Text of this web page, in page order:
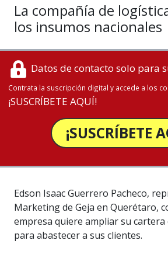
La compañía de
los insumos nacionales
Datos de contacto solo para
Contrata la suscripción digital y accede a los
¡SUSCRÍBETE AQUÍ!
¡SUSCRÍBETE
Edson Isaac Guerrero Pacheco,
Marketing de Geja en Querétaro,
empresa quiere ampliar su
para abastecer a sus clientes.